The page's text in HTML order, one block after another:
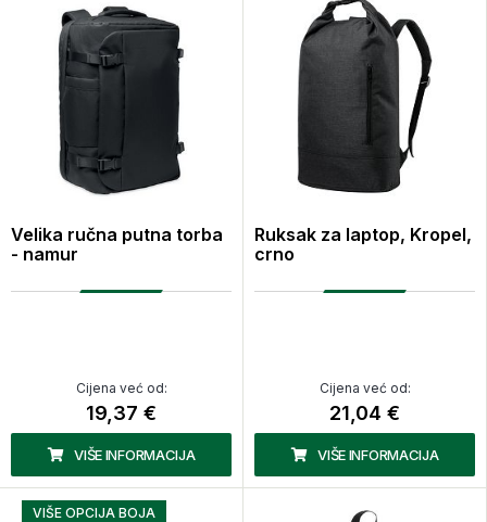
Velika ručna putna torba
- namur
Cijena već od:
19,37 €
VIŠE INFORMACIJA
Ruksak za laptop, Kropel,
crno
Cijena već od:
21,04 €
VIŠE INFORMACIJA
VIŠE OPCIJA BOJA